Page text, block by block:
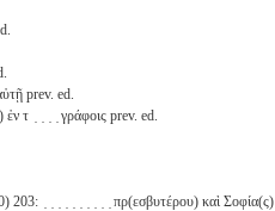
prev. ed.
ἐν τ ̣ ̣ ̣ ̣ γράφοις prev. ed.
203: ̣ ̣ ̣ ̣ ̣ ̣ ̣ ̣ ̣ ̣ πρ(εσβυτέρου) καὶ Σοφία(ς)